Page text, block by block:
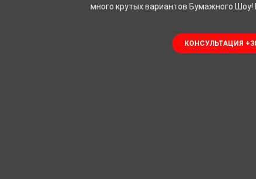
много крутых вариантов Бумажного
КОНСУЛЬТАЦИЯ